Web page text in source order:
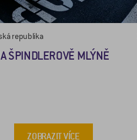
republika
ŠPINDLEROVĚ MLÝNĚ
ZOBRAZIT VÍCE